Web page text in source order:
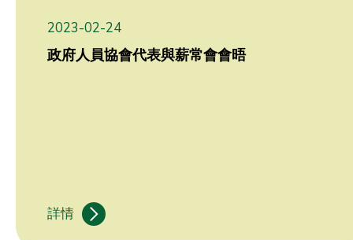
2023-02-24
政府人員協會代表與薪常會會晤
詳情